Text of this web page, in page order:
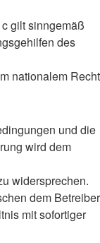
gilt sinngemäß
des
nationalem Recht
und die
wird dem
widersprechen.
dem Betreiber
mit sofortiger